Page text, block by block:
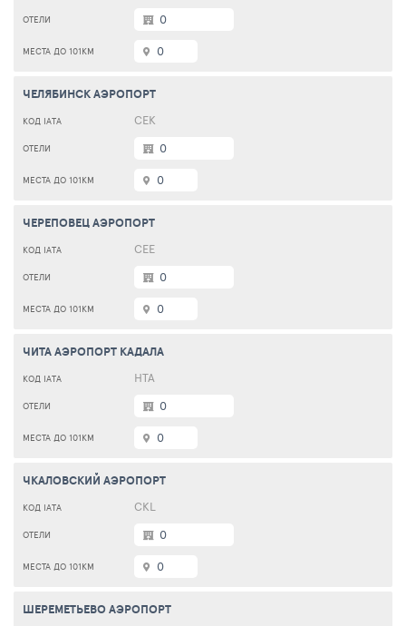
0
0
ЧЕЛЯБИНСК АЭРОПОРТ
CEK
0
0
ЧЕРЕПОВЕЦ АЭРОПОРТ
CEE
0
0
ЧИТА АЭРОПОРТ КАДАЛА
HTA
0
0
ЧКАЛОВСКИЙ АЭРОПОРТ
CKL
0
0
ШЕРЕМЕТЬЕВО АЭРОПОРТ